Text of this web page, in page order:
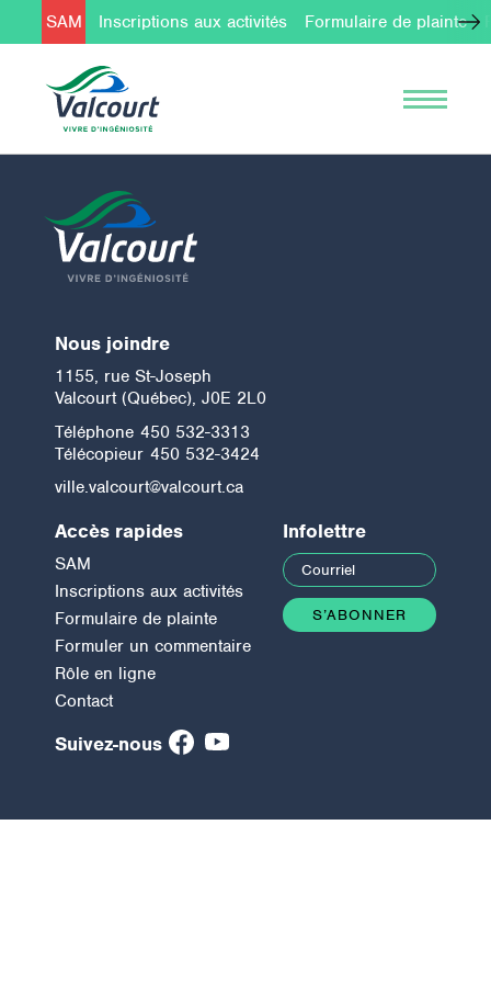
SAM Inscriptions aux activités Formulaire de plainte
Nous joindre
1155, rue St-Joseph
Valcourt (Québec), J0E 2L0
Téléphone 450 532-3313
Télécopieur 450 532-3424
ville.valcourt@valcourt.ca
Accès rapides
SAM
Inscriptions aux activités
Formulaire de plainte
Formuler un commentaire
Rôle en ligne
Contact
Suivez-nous
Infolettre